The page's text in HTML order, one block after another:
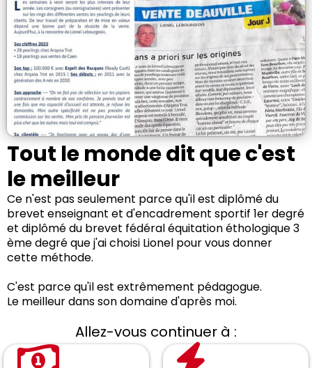
Tout le monde dit que c'est
le meilleur
Ce n'est pas seulement parce qu'il est diplômé du
brevet enseignant et d'encadrement sportif 1er degré
et diplômé du brevet fédéral équitation éthologique 3
ème degré que j'ai choisi Lionel pour vous donner
cette méthode.
C'est parce qu'il est extrêmement pédagogue.
Le meilleur dans son domaine d'après moi.
Allez-vous continuer à :